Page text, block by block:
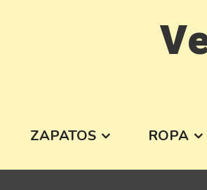
ZAPATOS ROPA